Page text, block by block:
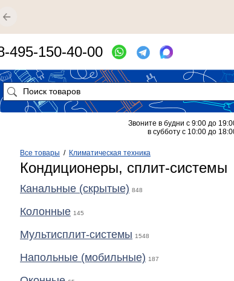
Все товары / Климатическая техника
Кондиционеры, сплит-системы
Канальные (скрытые) 848
Колонные 145
Мультисплит-системы 1548
Напольные (мобильные) 187
495-150-40-00
Звоните в будни с 9:00 до
в субботу с 10:00 до